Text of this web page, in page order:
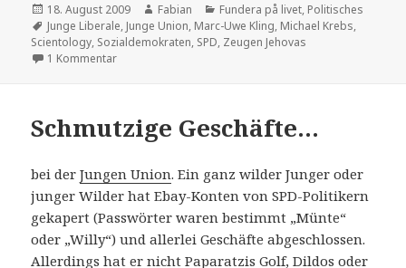
Veröffentlicht
am
18. August 2009 Autor
Fabian Kategorien
Fundera på livet, Politisches
Schlagwörter
Junge Liberale, Junge Union, Marc-Uwe Kling, Michael Krebs,
Scientology, Sozialdemokraten, SPD, Zeugen Jehovas
1 Kommentarzu Junge Union hemmungslos
Schmutzige Geschäfte…
bei derJungen Union. Ein ganz wilder Junger oder
junger Wilder hat Ebay-Konten von SPD-Politikern
gekapert (Passwörter waren bestimmt „Münte“
oder „Willy“) und allerlei Geschäfte abgeschlossen.
Allerdings hat er nicht Paparatzis Golf, Dildos oder